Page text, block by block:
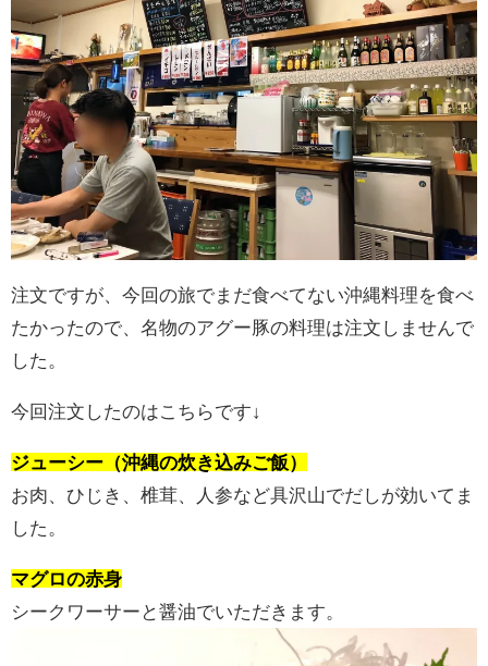
注文ですが、今回の旅でまだ食べてない沖縄料理を食べ
たかったので、名物のアグー豚の料理は注文しませんで
した。
今回注文したのはこちらです↓
ジューシー（沖縄の炊き込みご飯）
お肉、ひじき、椎茸、人参など具沢山でだしが効いてま
した。
マグロの赤身
シークワーサーと醤油でいただきます。